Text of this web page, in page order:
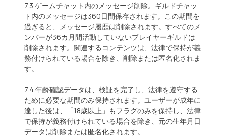
7.3.ゲームチャット内のメッセージ削除。ギルドチャッ
ト内のメッセージは360日間保存されます。この期間を
過ぎると、メッセージ履歴は削除されます。 すべてのメ
ンバーが36カ月間活動していないプレイヤーギルドは
削除されます。関連するコンテンツは、法律で保持が義
務付けられている場合を除き、削除または匿名化されま
す。
7.4.年齢確認データは、検証を完了し、法律を遵守する
ために必要な期間のみ保持されます。ユーザーが成年に
達した後は、「18歳以上」もフラグのみを保持し、法律
で保持が義務付けられている場合を除き、元の生年月日
データは削除または匿名化されます。